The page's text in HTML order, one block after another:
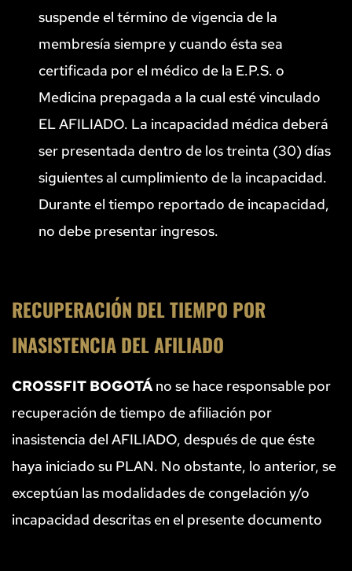
suspende el término de vigencia de la
membresía siempre y cuando ésta sea
certificada por el médico de la E.P.S. o
Medicina prepagada a la cual esté vinculado
EL AFILIADO. La incapacidad médica deberá
ser presentada dentro de los treinta (30) días
siguientes al cumplimiento de la incapacidad.
Durante el tiempo reportado de incapacidad,
no debe presentar ingresos.
RECUPERACIÓN DEL TIEMPO POR
INASISTENCIA DEL AFILIADO
CROSSFIT BOGOTÁ no se hace responsable por
recuperación de tiempo de afiliación por
inasistencia del AFILIADO, después de que éste
haya iniciado su PLAN. No obstante, lo anterior, se
exceptúan las modalidades de congelación y/o
incapacidad descritas en el presente documento